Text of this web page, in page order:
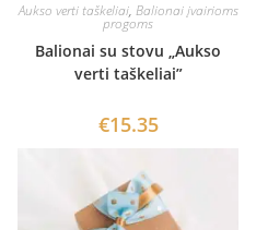
Aukso verti taškeliai, Balionai įvairioms
progoms
Balionai su stovu „Aukso
verti taškeliai”
€15.35